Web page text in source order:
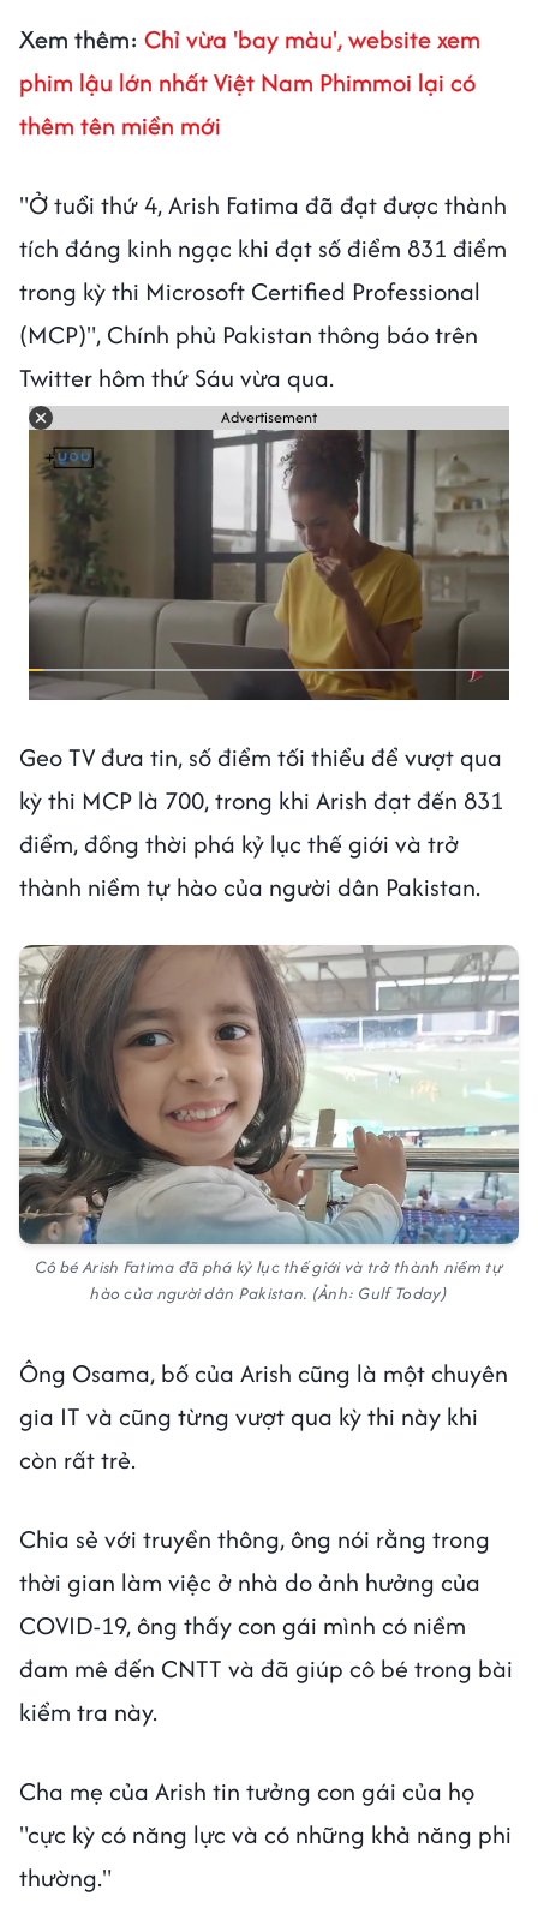
Xem thêm: Chỉ vừa 'bay màu', website xem
phim lậu lớn nhất Việt Nam Phimmoi lại có
thêm tên miền mới
"Ở tuổi thứ 4, Arish Fatima đã đạt được thành
tích đáng kinh ngạc khi đạt số điểm 831 điểm
trong kỳ thi Microsoft Certified Professional
(MCP)", Chính phủ Pakistan thông báo trên
Twitter hôm thứ Sáu vừa qua.
Advertisement
Geo TV đưa tin, số điểm tối thiểu để vượt qua
kỳ thi MCP là 700, trong khi Arish đạt đến 831
điểm, đồng thời phá kỷ lục thế giới và trở
thành niềm tự hào của người dân Pakistan.
Cô bé Arish Fatima đã phá kỷ lục thế giới và trở thành niềm tự
hào của người dân Pakistan. (Ảnh: Gulf Today)
Ông Osama, bố của Arish cũng là một chuyên
gia IT và cũng từng vượt qua kỳ thi này khi
còn rất trẻ.
Chia sẻ với truyền thông, ông nói rằng trong
thời gian làm việc ở nhà do ảnh hưởng của
COVID-19, ông thấy con gái mình có niềm
đam mê đến CNTT và đã giúp cô bé trong bài
kiểm tra này.
Cha mẹ của Arish tin tưởng con gái của họ
"cực kỳ có năng lực và có những khả năng phi
thường."